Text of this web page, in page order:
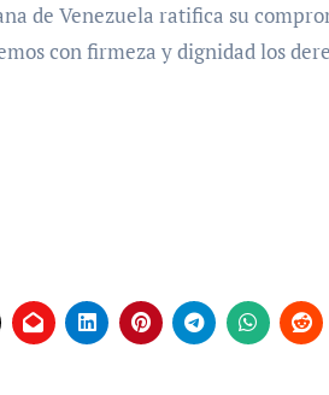
de Venezuela ratifica su
con firmeza y dignidad los